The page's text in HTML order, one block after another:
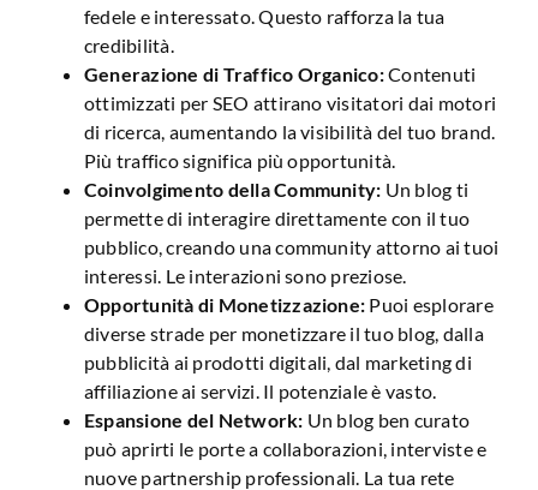
fedele e interessato. Questo rafforza la tua
credibilità.
Generazione di Traffico Organico:Contenuti
ottimizzati per SEO attirano visitatori dai motori
di ricerca, aumentando la visibilità del tuo brand.
Più traffico significa più opportunità.
Coinvolgimento della Community: Un blog ti
permette di interagire direttamente con il tuo
pubblico, creando una community attorno ai tuoi
interessi. Le interazioni sono preziose.
Opportunità di Monetizzazione: Puoi esplorare
diverse strade per monetizzare il tuo blog, dalla
pubblicità ai prodotti digitali, dal marketing di
affiliazione ai servizi. Il potenziale è vasto.
Espansione del Network: Un blog ben curato
può aprirti le porte a collaborazioni, interviste e
nuove partnership professionali. La tua rete